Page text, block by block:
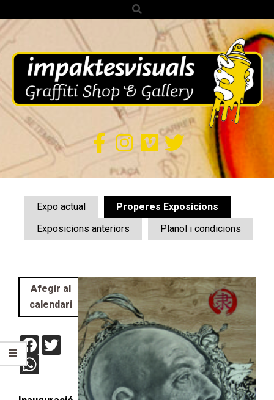
to
content
Search
IMPAKTES
VISUALS
Navigation
Expo actual
Properes Exposicions
Exposicions anteriors
Planol i condicions
Afegir al
calendari
Facebook
Twitter
WhatsApp